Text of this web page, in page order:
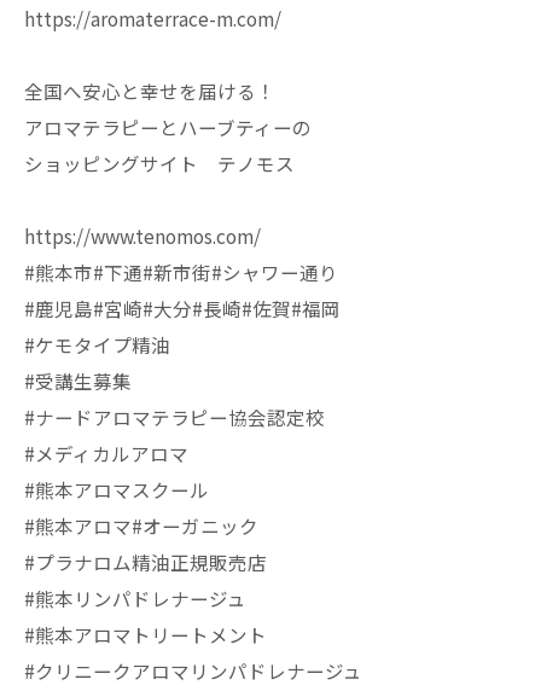
https://aromaterrace-m.com/
全国へ安心と幸せを届ける！
アロマテラピーとハーブティーの
ショッピングサイト テノモス
https://www.tenomos.com/
#熊本市#下通#新市街#シャワー通り
#鹿児島#宮崎#大分#長崎#佐賀#福岡
#ケモタイプ精油
#受講生募集
#ナードアロマテラピー協会認定校
#メディカルアロマ
#熊本アロマスクール
#熊本アロマ#オーガニック
#プラナロム精油正規販売店
#熊本リンパドレナージュ
#熊本アロマトリートメント
#クリニークアロマリンパドレナージュ